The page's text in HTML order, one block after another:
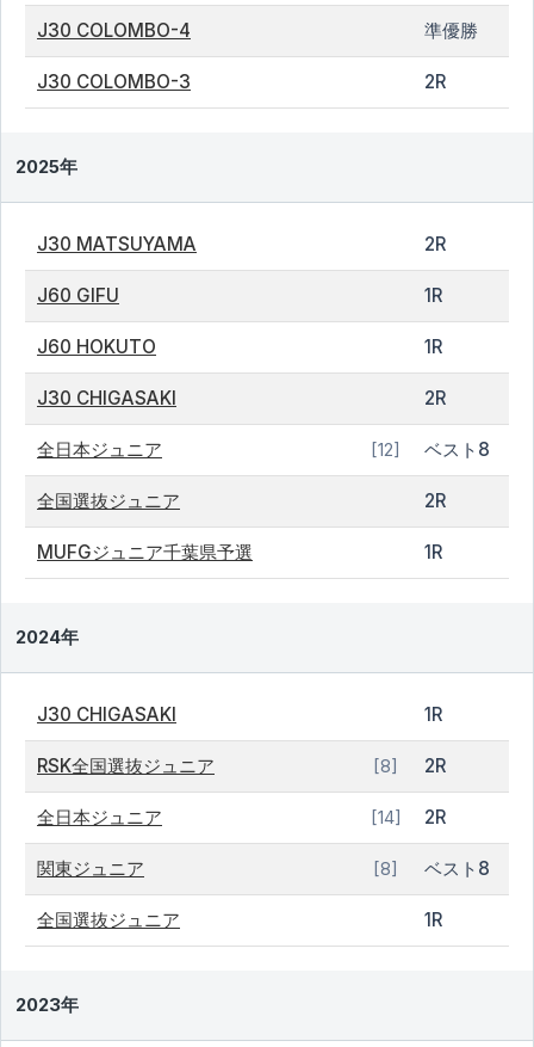
J30 COLOMBO-4 準優勝
J30 COLOMBO-3 2R
2025年
J30 MATSUYAMA 2R
J60 GIFU 1R
J60 HOKUTO 1R
J30 CHIGASAKI 2R
全日本ジュニア [12] ベスト8
全国選抜ジュニア 2R
MUFGジュニア千葉県予選 1R
2024年
J30 CHIGASAKI 1R
RSK全国選抜ジュニア [8] 2R
全日本ジュニア [14] 2R
関東ジュニア [8] ベスト8
全国選抜ジュニア 1R
2023年